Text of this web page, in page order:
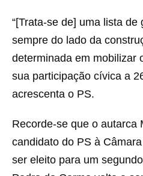
“[Trata-se de] uma lista
sempre do lado da
determinada em mobilizar
sua participação cívica a
acrescenta o PS.
Recorde-se que o autarca
candidato do PS à
ser eleito para um